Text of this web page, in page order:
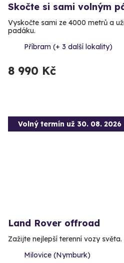
Skočte si sami volným
Vyskočte sami ze 4000 metrů a
padáku.
Příbram (+ 3 další lokality)
8 990 Kč
Volný termín už 30. 08. 2026
Land Rover offroad
Zažijte nejlepší terenní vozy světa.
Milovice (Nymburk)